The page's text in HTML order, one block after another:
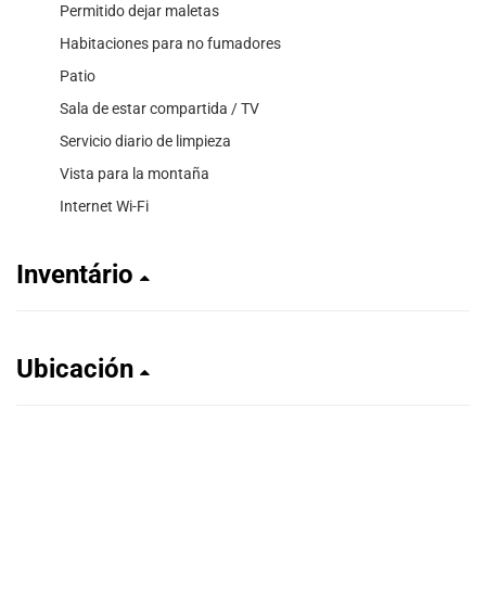
Permitido dejar maletas
Habitaciones para no fumadores
Patio
Sala de estar compartida / TV
Servicio diario de limpieza
Vista para la montaña
Internet Wi-Fi
Inventário
Ubicación